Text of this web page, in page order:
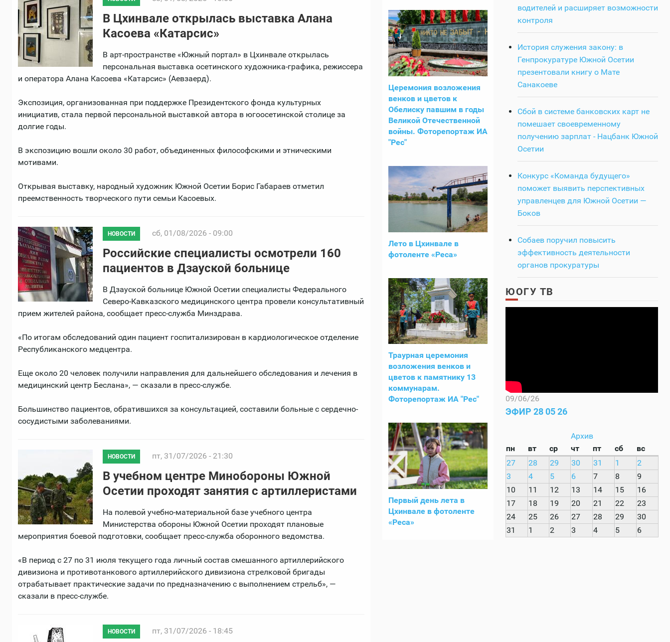
В Цхинвале открылась выставка Алана
Касоева «Катарсис»
В арт-пространстве «Южный портал» в Цхинвале открылась
персональная выставка осетинского художника-графика, режиссера
и оператора Алана Касоева «Катарсис» (Аевзаерд).
Экспозиция, организованная при поддержке Президентского фонда культурных
инициатив, стала первой персональной выставкой автора в югоосетинской столице за
долгие годы.
В экспозицию вошли около 30 работ, объединенных философскими и этническими
мотивами.
Открывая выставку, народный художник Южной Осетии Борис Габараев отметил
преемственность творческого пути семьи Касоевых.
НОВОСТИ сб, 01/08/2026 - 09:00
Российские специалисты осмотрели 160
пациентов в Дзауской больнице
В Дзауской больнице Южной Осетии специалисты Федерального
Северо-Кавказского медицинского центра провели консультативный
прием жителей района, сообщает пресс-служба Минздрава.
«По итогам обследований один пациент госпитализирован в кардиологическое отделение
Республиканского медцентра.
Еще около 20 человек получили направления для дальнейшего обследования и лечения в
медицинский центр Беслана», — сказали в пресс-службе.
Большинство пациентов, обратившихся за консультацией, составили больные с сердечно-
сосудистыми заболеваниями.
НОВОСТИ пт, 31/07/2026 - 21:30
В учебном центре Минобороны Южной
Осетии проходят занятия с артиллеристами
На полевой учебно-материальной базе учебного центра
Министерства обороны Южной Осетии проходят плановые
мероприятия боевой подготовки, сообщает пресс-служба оборонного ведомства.
«В период с 27 по 31 июля текущего года личный состав смешанного артиллерийского
дивизиона и противотанкового артиллерийского дивизиона стрелковой бригады
отрабатывает практические задачи по предназначению с выполнением стрельб», —
сказали в пресс-службе.
НОВОСТИ пт, 31/07/2026 - 18:45
Церемония возложения
венков и цветов к
Обелиску павшим в годы
Великой Отечественной
войны. Фоторепортаж ИА
"Рес"
Лето в Цхинвале в
фотоленте «Реса»
Траурная церемония
возложения венков и
цветов к памятнику 13
коммунарам.
Фоторепортаж ИА "Рес"
Первый день лета в
Цхинвале в фотоленте
«Реса»
водителей и расширяет возможности
контроля
История служения закону: в
Генпрокуратуре Южной Осетии
презентовали книгу о Мате
Санакоеве
Сбой в системе банковских карт не
помешает своевременному
получению зарплат - Нацбанк Южной
Осетии
Конкурс «Команда будущего»
поможет выявить перспективных
управленцев для Южной Осетии —
Боков
Собаев поручил повысить
эффективность деятельности
органов прокуратуры
ЮОГУ ТВ
09/06/26
ЭФИР 28 05 26
Архив
пн
вт ср чт пт сб
вс
27
28 29 30 31 1
2
3
4 5 6 7 8
9
10
11 12 13 14 15
16
17
18 19 20 21 22
23
24
25 26 27 28 29
30
31
1 2 3 4 5 6